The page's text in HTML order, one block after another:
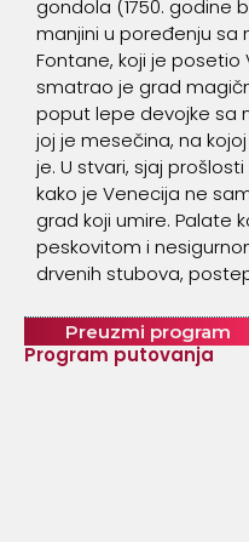
gondola (1750. godine
manjini u poređenju
Fontane, koji je posetio
smatrao je grad
poput lepe devojke sa
joj je mesečina, na
je. U stvari, sjaj
kako je Venecija ne
grad koji umire. Palate
peskovitom i
drvenih stubova,
Preuzmi program
Program putovanja